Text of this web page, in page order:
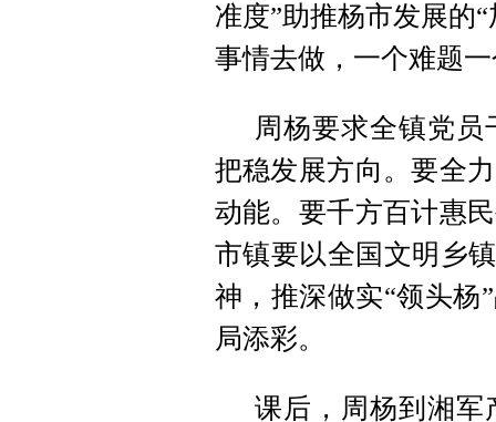
准度”助推杨市发展的
事情去做，一个难题
周杨要求全镇党
把稳发展方向。要全
动能。要千方百计惠
市镇要以全国文明乡
神，推深做实“领头杨
局添彩。
课后，周杨到湘军